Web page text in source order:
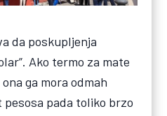
da poskupljenja
Ako termo za mate
ga mora odmah
pada toliko brzo